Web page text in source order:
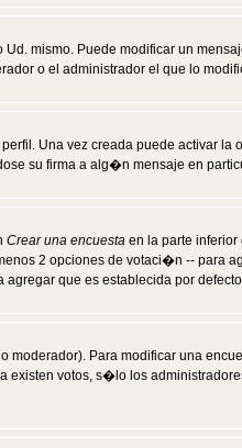
mismo. Puede modificar un
o el administrador el que lo
perfil. Una vez creada puede activar
su firma a alg�n mensaje en
Crear una encuesta en la parte
2 opciones de votaci�n -- para
que es establecida por
Para modificar una
votos, s�lo los